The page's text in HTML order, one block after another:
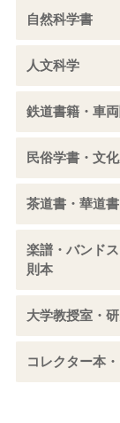
自然科学書
人文科学
鉄道書籍・車
民俗学書・文
茶道書・華道書
楽譜・バンド
則本
大学教授室・
コレクター本